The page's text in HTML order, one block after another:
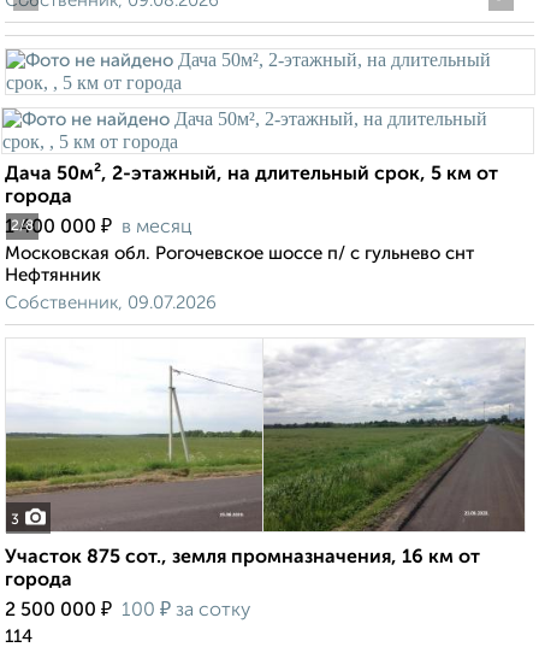
2/8
Дача 50м², 2-этажный, на длительный срок, 5 км от
города
1 400 000 ₽ в месяц
Московская обл. Рогочевское шоссе п/ с гульнево снт
Нефтянник
Собственник, 09.07.2026
3
Участок 875 сот., земля промназначения, 16 км от
города
2 500 000 ₽ 100 ₽ за сотку
114